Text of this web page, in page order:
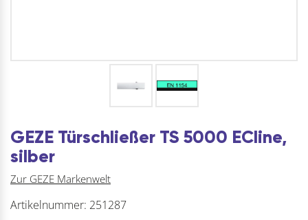
GEZE Türschließer TS 5000 ECline,
silber
Zur GEZE Markenwelt
Artikelnummer: 251287